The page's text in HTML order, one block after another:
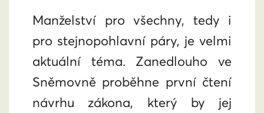
Manželství pro všechny, tedy i
pro stejnopohlavní páry, je velmi
aktuální téma. Zanedlouho ve
Sněmovně proběhne první čtení
návrhu zákona, který by jej